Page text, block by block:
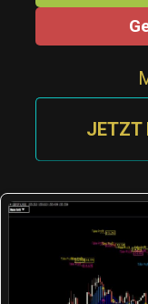
JETZT